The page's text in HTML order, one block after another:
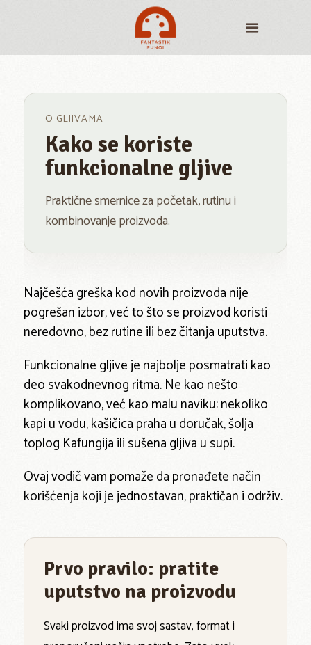
O GLJIVAMA
Kako se koriste
funkcionalne gljive
Praktične smernice za početak, rutinu i
kombinovanje proizvoda.
Najčešća greška kod novih proizvoda nije
pogrešan izbor, već to što se proizvod koristi
neredovno, bez rutine ili bez čitanja uputstva.
Funkcionalne gljive je najbolje posmatrati kao
deo svakodnevnog ritma. Ne kao nešto
komplikovano, već kao malu naviku: nekoliko
kapi u vodu, kašičica praha u doručak, šolja
toplog Kafungija ili sušena gljiva u supi.
Ovaj vodič vam pomaže da pronađete način
korišćenja koji je jednostavan, praktičan i održiv.
Prvo pravilo: pratite
uputstvo na proizvodu
Svaki proizvod ima svoj sastav, format i